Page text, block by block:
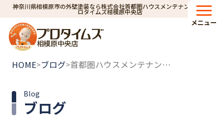
神奈川県相模原市の外壁塗装なら株式会社首都圏ハウスメンテナンス｜プ
ロタイムズ相模原中央店
相模原中央店
メニュー
HOME>ブログ> 首都圏ハウスメンテナンスならアルミも塗れる！
ブログ
Blog